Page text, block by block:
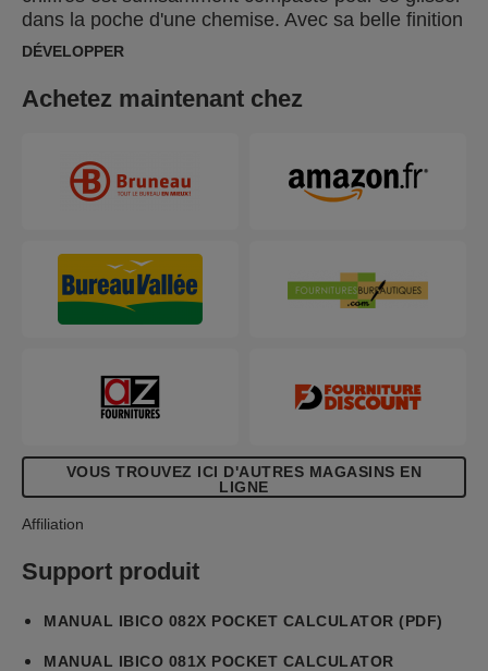
dans la poche d'une chemise. Avec sa belle finition
blanche et bleue, sa fonction utile de marge
professionnels nomades.
DÉVELOPPER
Achetez maintenant chez
VOUS TROUVEZ ICI D'AUTRES MAGASINS EN
LIGNE
Affiliation
Support produit
MANUAL IBICO 082X POCKET CALCULATOR (PDF)
MANUAL IBICO 081X POCKET CALCULATOR